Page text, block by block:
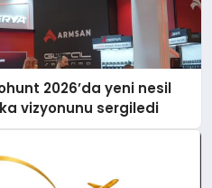
2026’da yeni nesil
vizyonunu sergiledi